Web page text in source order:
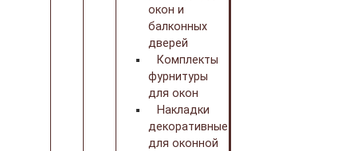
окон и
балконных
дверей
Комплекты
фурнитуры
для окон
Накладки
декоративные
для оконной